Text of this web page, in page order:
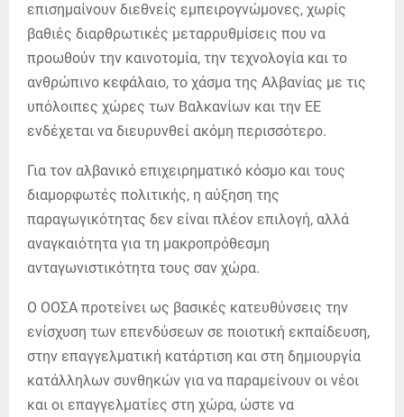
επισημαίνουν διεθνείς εμπειρογνώμονες, χωρίς
βαθιές διαρθρωτικές μεταρρυθμίσεις που να
προωθούν την καινοτομία, την τεχνολογία και το
ανθρώπινο κεφάλαιο, το χάσμα της Αλβανίας με τις
υπόλοιπες χώρες των Βαλκανίων και την ΕΕ
ενδέχεται να διευρυνθεί ακόμη περισσότερο.
Για τον αλβανικό επιχειρηματικό κόσμο και τους
διαμορφωτές πολιτικής, η αύξηση της
παραγωγικότητας δεν είναι πλέον επιλογή, αλλά
αναγκαιότητα για τη μακροπρόθεσμη
ανταγωνιστικότητα τους σαν χώρα.
Ο ΟΟΣΑ προτείνει ως βασικές κατευθύνσεις την
ενίσχυση των επενδύσεων σε ποιοτική εκπαίδευση,
στην επαγγελματική κατάρτιση και στη δημιουργία
κατάλληλων συνθηκών για να παραμείνουν οι νέοι
και οι επαγγελματίες στη χώρα, ώστε να